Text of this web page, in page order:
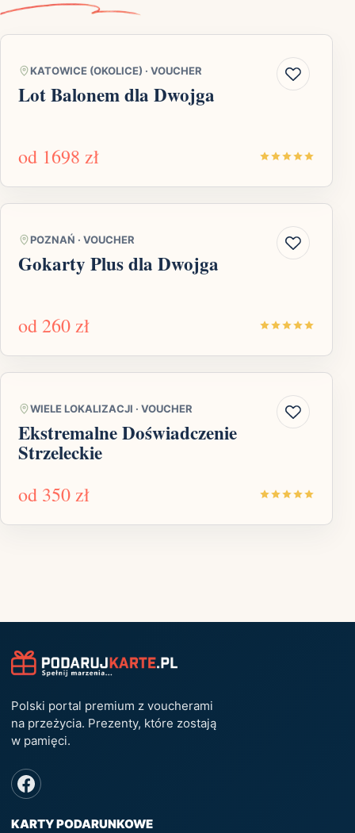
KATOWICE (OKOLICE) · VOUCHER
Lot Balonem dla Dwojga
od 1698 zł
POZNAŃ · VOUCHER
Gokarty Plus dla Dwojga
od 260 zł
WIELE LOKALIZACJI · VOUCHER
Ekstremalne Doświadczenie
Strzeleckie
od 350 zł
Polski portal premium z voucherami
na przeżycia. Prezenty, które zostają
w pamięci.
KARTY PODARUNKOWE